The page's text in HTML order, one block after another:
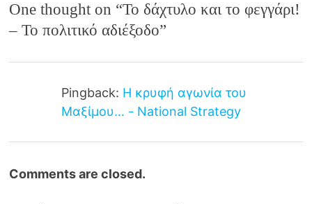
One thought on “Το δάχτυλο και το φεγγάρι!
– Το πολιτικό αδιέξοδο”
Pingback: Η κρυφή αγωνία του
Μαξίμου… - National Strategy
Comments are closed.